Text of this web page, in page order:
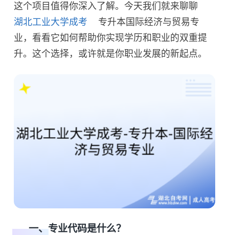
这个项目值得你深入了解。今天我们就来聊聊
湖北工业大学成考
专升本国际经济与贸易专
业，看看它如何帮助你实现学历和职业的双重提
升。这个选择，或许就是你职业发展的新起点。
一、专业代码是什么？